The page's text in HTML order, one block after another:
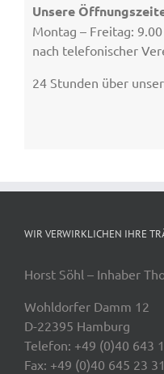
Unsere
Montag – Freitag:
nach telefonischer
24 Stunden über unser
WIR VERWIRKLICHEN IHRE
Horst Söhl – Inhaber
Wohldorfer Damm 12
D-22395 Hamburg
Telefon: +49 (0)40 643
Fax: +49 (0)40 645 23 31